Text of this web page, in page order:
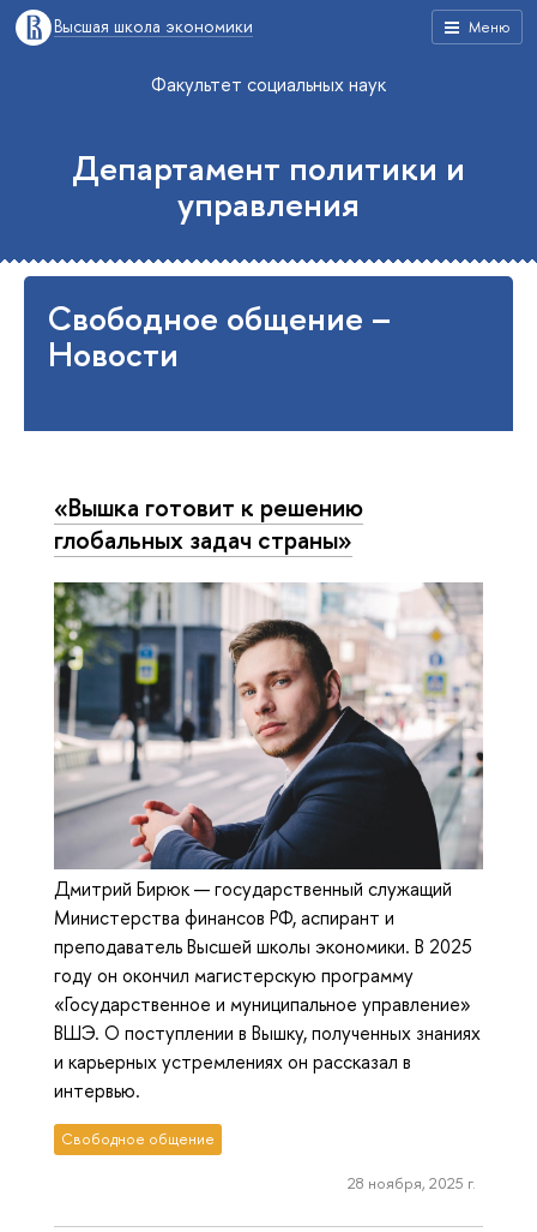
Меню
Высшая школа экономики
Факультет социальных наук
Департамент политики и
управления
Свободное общение –
Новости
«Вышка готовит к решению
глобальных задач страны»
Дмитрий Бирюк — государственный служащий
Министерства финансов РФ, аспирант и
преподаватель Высшей школы экономики. В 2025
году он окончил магистерскую программу
«Государственное и муниципальное управление»
ВШЭ. О поступлении в Вышку, полученных знаниях
и карьерных устремлениях он рассказал в
интервью.
Свободное общение
28 ноября, 2025 г.